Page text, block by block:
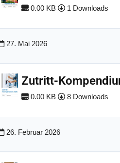
0.00 KB 1 Downloads
27. Mai 2026
Zutritt-
0.00 KB 8 Downloads
26. Februar 2026